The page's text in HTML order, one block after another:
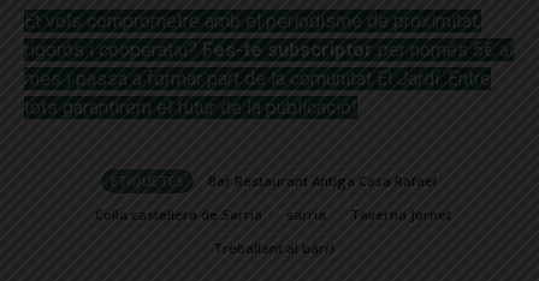
Et vols comprometre amb el periodisme de proximitat,
rigorós i cooperatiu? Fes-te subscriptor per només 5€ al
mes i passa a formar part de la comunitat El Jardí. Entre
tots garantirem el futur de la publicació!
ETIQUETES
Bar Restaurant Antiga Casa Rafael
Colla castellera de Sarrià
sarria
Taverna Jornet
Treballant al barri